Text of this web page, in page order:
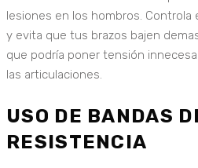
lesiones en los hombros. Controla
y evita que tus brazos bajen
que podría poner tensión
las articulaciones.
USO DE BANDAS
RESISTENCIA